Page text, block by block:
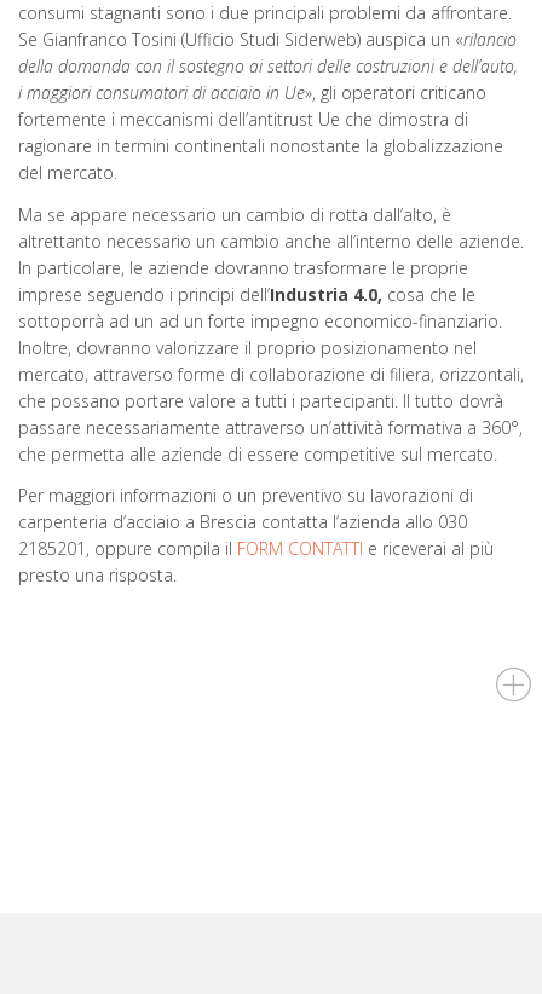
consumi stagnanti sono i due principali problemi da affrontare.
Se Gianfranco Tosini (Ufficio Studi Siderweb) auspica un «rilancio
della domanda con il sostegno ai settori delle costruzioni e dell’auto,
i maggiori consumatori di acciaio in Ue», gli operatori criticano
fortemente i meccanismi dell’antitrust Ue che dimostra di
ragionare in termini continentali nonostante la globalizzazione
del mercato.
Ma se appare necessario un cambio di rotta dall’alto, è
altrettanto necessario un cambio anche all’interno delle aziende.
In particolare, le aziende dovranno trasformare le proprie
imprese seguendo i principi dell’Industria 4.0, cosa che le
sottoporrà ad un ad un forte impegno economico-finanziario.
Inoltre, dovranno valorizzare il proprio posizionamento nel
mercato, attraverso forme di collaborazione di filiera, orizzontali,
che possano portare valore a tutti i partecipanti. Il tutto dovrà
passare necessariamente attraverso un’attività formativa a 360°,
che permetta alle aziende di essere competitive sul mercato.
Per maggiori informazioni o un preventivo su lavorazioni di
carpenteria d’acciaio a Brescia contatta l’azienda allo 030
2185201, oppure compila il FORM CONTATTI e riceverai al più
presto una risposta.